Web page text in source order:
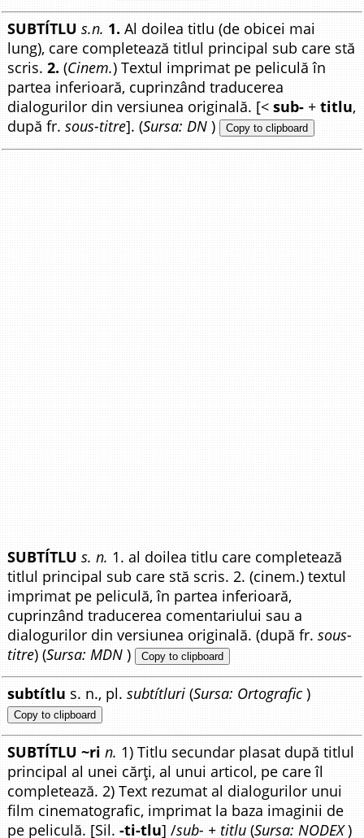
SUBTÍTLU s.n. 1. Al doilea titlu (de obicei mai
lung), care completează titlul principal sub care stă
scris.2. (Cinem.) Textul imprimat pe peliculă în
partea inferioară, cuprinzând traducerea
dialogurilor din versiunea originală. [<sub- +titlu,
după fr.sous-titre]. (Sursa: DN ) Copy to clipboard
SUBTÍTLU s. n. 1. al doilea titlu care completează
titlul principal sub care stă scris. 2. (cinem.) textul
imprimat pe peliculă, în partea inferioară,
cuprinzând traducerea comentariului sau a
dialogurilor din versiunea originală. (după fr.sous-
titre) (Sursa: MDN ) Copy to clipboard
subtítlu s. n., pl.subtítluri (Sursa: Ortografic)
Copy to clipboard
SUBTÍTLU ~ri n. 1) Titlu secundar plasat după titlul
principal al unei cărți, al unui articol, pe care îl
completează. 2) Text rezumat al dialogurilor unui
film cinematografic, imprimat la baza imaginii de
pe peliculă. [Sil.-ti-tlu] /sub- + titlu (Sursa: NODEX)